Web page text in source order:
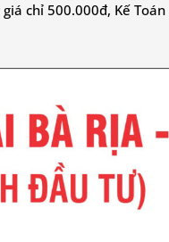
chỉ 500.000đ, Kế